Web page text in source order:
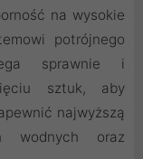
na wysokie
potrójnego
sprawnie i
sztuk, aby
najwyższą
wodnych oraz